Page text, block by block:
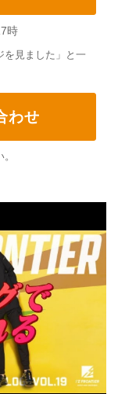
時
を見ました」と一
わせ